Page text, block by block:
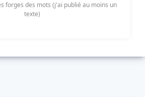
forges des mots (j'ai publié au moins un
texte)